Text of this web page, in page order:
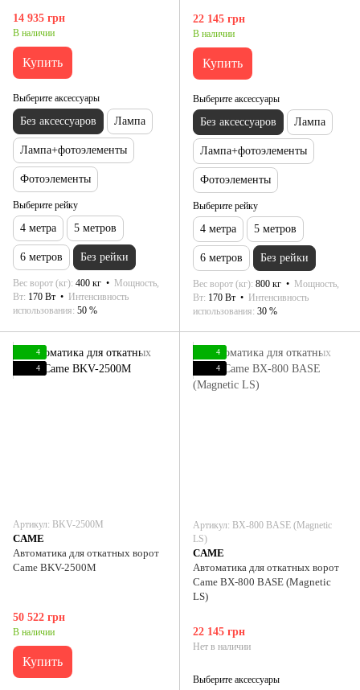
14 935 грн
В наличии
Купить
Выберите аксессуары
Без аксессуаров Лампа
Лампа+фотоэлементы
Фотоэлементы
Выберите рейку
4 метра 5 метров
6 метров Без рейки
Вес ворот (кг) 400 кг
Мощность,
Вт 170 Вт
Интенсивность
использования 50 %
22 145 грн
В наличии
Купить
Выберите аксессуары
Без аксессуаров Лампа
Лампа+фотоэлементы
Фотоэлементы
Выберите рейку
4 метра 5 метров
6 метров Без рейки
Вес ворот (кг) 800 кг
Мощность,
Вт 170 Вт
Интенсивность
использования 30 %
4
4
Артикул: ВKV-2500M
CAME
Автоматика для откатных ворот
Came ВKV-2500M
50 522 грн
В наличии
Купить
4
4
Артикул: ВХ-800 BASE (Magnetic
LS)
CAME
Автоматика для откатных ворот
Came ВХ-800 BASE (Magnetic
LS)
22 145 грн
Нет в наличии
Выберите аксессуары